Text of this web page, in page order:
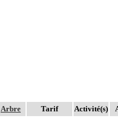
Arbre Tarif Activité(s)